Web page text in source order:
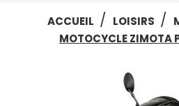
ACCUEIL
LOISIRS
MOTOCYCLE ZIMOTA